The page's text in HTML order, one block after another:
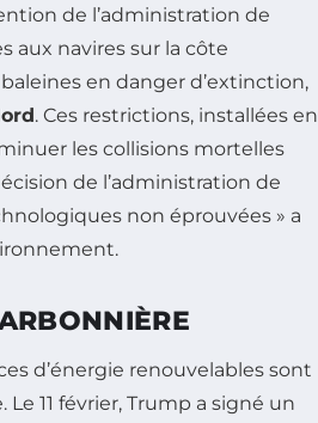
de l’administration de
aux navires sur la côte
en danger d’extinction,
. Ces restrictions, installées en
les collisions mortelles
de l’administration de
non éprouvées » a
d’énergie renouvelables sont
11 février, Trump a signé un